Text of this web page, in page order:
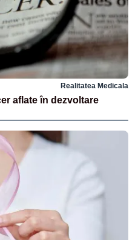
Realitatea Medicala
aflate în dezvoltare